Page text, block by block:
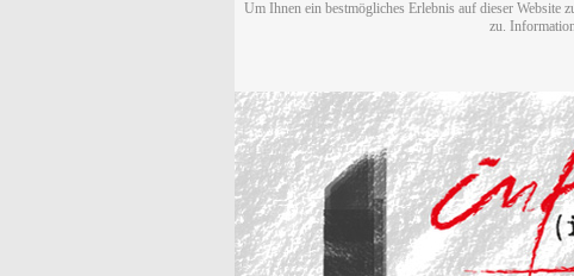
Um Ihnen ein bestmögliches Erlebnis auf dieser
zu.